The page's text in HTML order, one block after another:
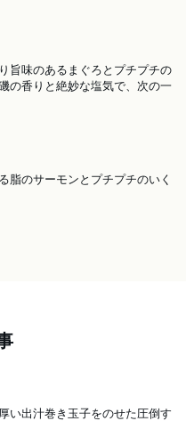
旨味のあるまぐろとプチプチの
の香りと絶妙な塩気で、次の一
脂のサーモンとプチプチのいく
い出汁巻き玉子をのせた圧倒す